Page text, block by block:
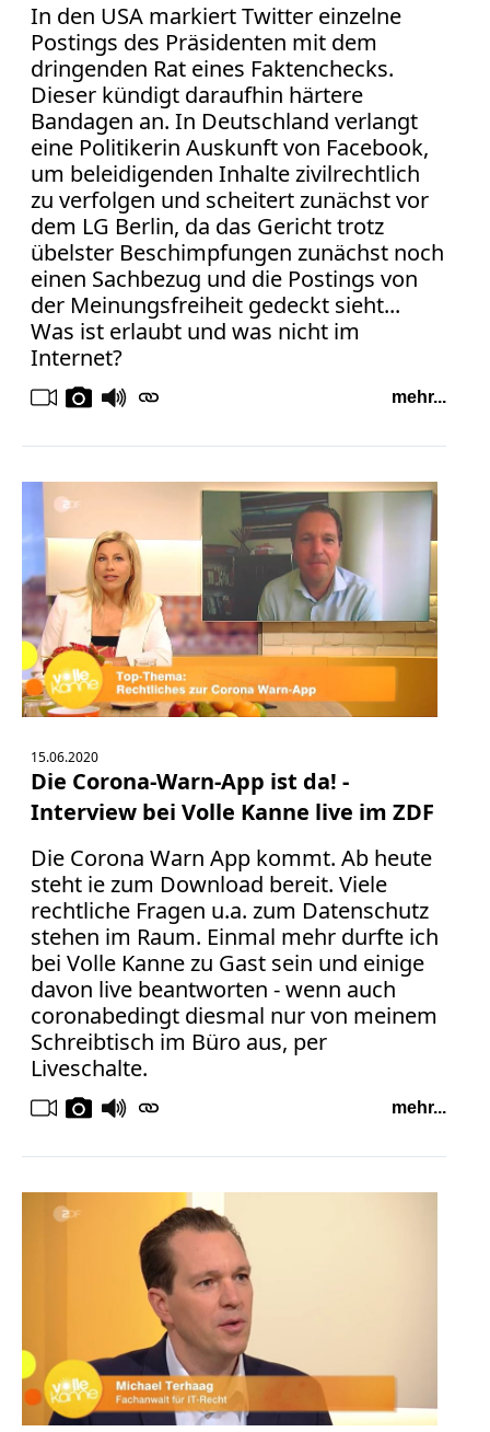
In den USA markiert Twitter einzelne
Postings des Präsidenten mit dem
dringenden Rat eines Faktenchecks.
Dieser kündigt daraufhin härtere
Bandagen an. In Deutschland verlangt
eine Politikerin Auskunft von Facebook,
um beleidigenden Inhalte zivilrechtlich
zu verfolgen und scheitert zunächst vor
dem LG Berlin, da das Gericht trotz
übelster Beschimpfungen zunächst noch
einen Sachbezug und die Postings von
der Meinungsfreiheit gedeckt sieht...
Was ist erlaubt und was nicht im
Internet?
mehr...
15.06.2020
Die Corona-Warn-App ist da! -
Interview bei Volle Kanne live im ZDF
Die Corona Warn App kommt. Ab heute
steht ie zum Download bereit. Viele
rechtliche Fragen u.a. zum Datenschutz
stehen im Raum. Einmal mehr durfte ich
bei Volle Kanne zu Gast sein und einige
davon live beantworten - wenn auch
coronabedingt diesmal nur von meinem
Schreibtisch im Büro aus, per
Liveschalte.
mehr...